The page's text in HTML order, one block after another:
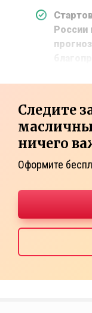
Следите
ничего
Оформите